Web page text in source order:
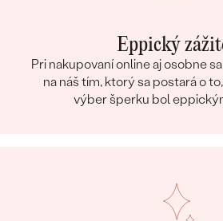
Eppický
Pri nakupovaní online aj osobne
na náš tím, ktorý sa postará o
výber šperku bol